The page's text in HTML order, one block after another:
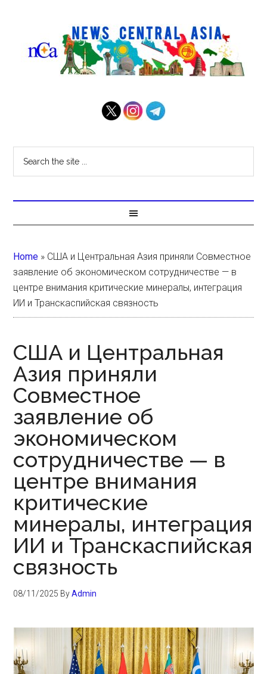
Home » США и Центральная Азия приняли Совместное
заявление об экономическом сотрудничестве — в
центре внимания критические минералы, интеграция
ИИ и Транскаспийская связность
США и Центральная
Азия приняли
Совместное
заявление об
экономическом
сотрудничестве — в
центре внимания
критические
минералы, интеграция
ИИ и Транскаспийская
связность
08/11/2025 ByAdmin